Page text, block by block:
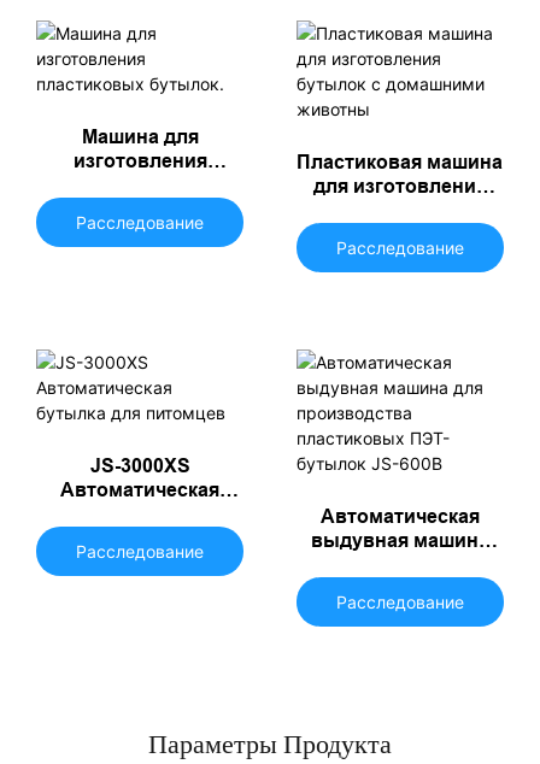
Машина для
изготовления
Расследование
Пластиковая машина
для изготовления
животны
Расследование
JS-3000XS
Автоматическая
Расследование
Автоматическая
выдувная машина
бутылок JS-600B
Расследование
Параметры Продукта